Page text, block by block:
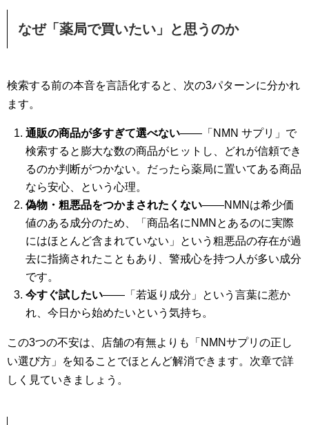
なぜ「薬局で買いたい」と思うのか
検索する前の本音を言語化すると、次の3パターンに分かれ
ます。
通販の商品が多すぎて選べない——「NMN サプリ」で
検索すると膨大な数の商品がヒットし、どれが信頼でき
るのか判断がつかない。だったら薬局に置いてある商品
なら安心、という心理。
偽物・粗悪品をつかまされたくない——NMNは希少価
値のある成分のため、「商品名にNMNとあるのに実際
にはほとんど含まれていない」という粗悪品の存在が過
去に指摘されたこともあり、警戒心を持つ人が多い成分
です。
今すぐ試したい——「若返り成分」という言葉に惹か
れ、今日から始めたいという気持ち。
この3つの不安は、店舗の有無よりも「NMNサプリの正し
い選び方」を知ることでほとんど解消できます。次章で詳
しく見ていきましょう。